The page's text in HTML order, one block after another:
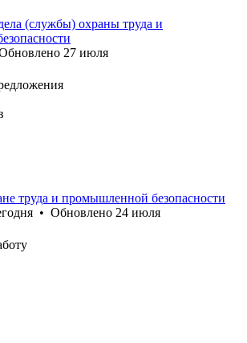
(службы) охраны труда и
27 июля
труда и промышленной безопасности
• Обновлено 24 июля